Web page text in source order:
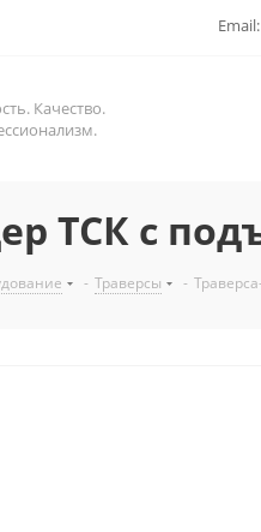
Email:
Качество.
ТСК с
- Траверсы -